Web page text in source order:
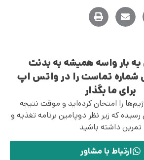
بار واسه همیشه به بدنت
شماره تماست را در واتس اپ
برای ما بگذار
را امتحان کرده‌اید و موقت نتیجه
که زیر نظر دوپامین برنامه تغذیه و
تمرین داشته باشید
ارتباط با مشاور